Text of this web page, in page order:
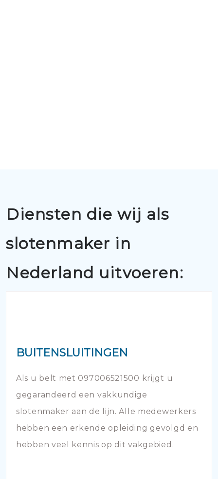
Diensten die wij als
slotenmaker in
Nederland uitvoeren:
BUITENSLUITINGEN
Als u belt met 097006521500 krijgt u
gegarandeerd een vakkundige
slotenmaker aan de lijn. Alle medewerkers
hebben een erkende opleiding gevolgd en
hebben veel kennis op dit vakgebied.